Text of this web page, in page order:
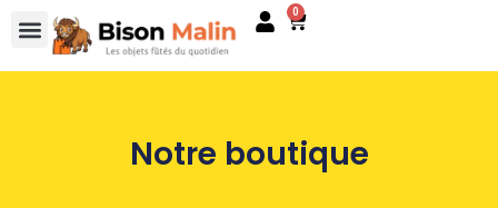
0
Notre boutique